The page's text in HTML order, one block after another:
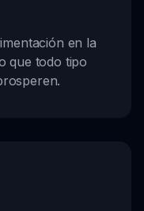
en la
que todo tipo